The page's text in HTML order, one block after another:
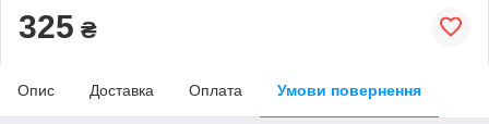
325 ₴
Опис Доставка Оплата Умови повернення